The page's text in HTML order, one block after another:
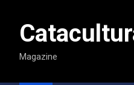
contenido
Magazine